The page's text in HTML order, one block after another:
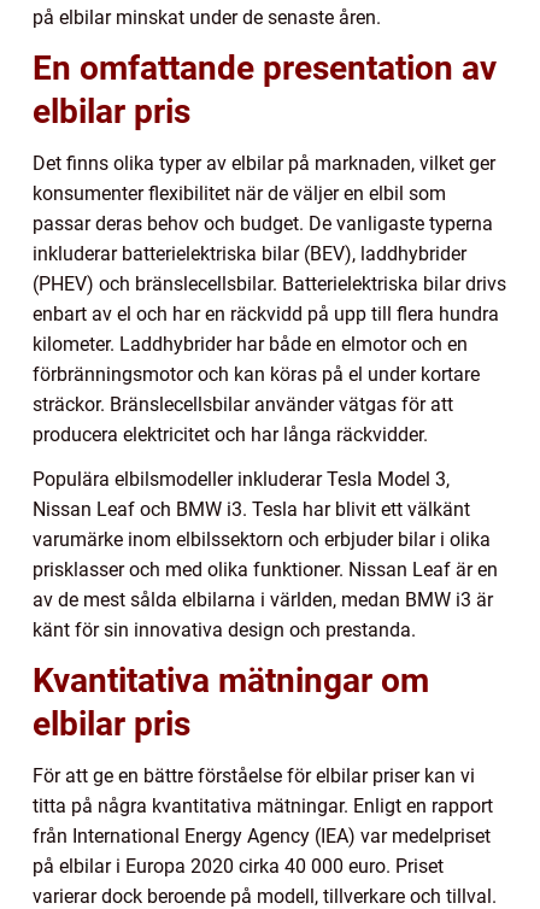
på elbilar minskat under de senaste åren.
En omfattande presentation av
elbilar pris
Det finns olika typer av elbilar på marknaden, vilket ger
konsumenter flexibilitet när de väljer en elbil som
passar deras behov och budget. De vanligaste typerna
inkluderar batterielektriska bilar (BEV), laddhybrider
(PHEV) och bränslecellsbilar. Batterielektriska bilar drivs
enbart av el och har en räckvidd på upp till flera hundra
kilometer. Laddhybrider har både en elmotor och en
förbränningsmotor och kan köras på el under kortare
sträckor. Bränslecellsbilar använder vätgas för att
producera elektricitet och har långa räckvidder.
Populära elbilsmodeller inkluderar Tesla Model 3,
Nissan Leaf och BMW i3. Tesla har blivit ett välkänt
varumärke inom elbilssektorn och erbjuder bilar i olika
prisklasser och med olika funktioner. Nissan Leaf är en
av de mest sålda elbilarna i världen, medan BMW i3 är
känt för sin innovativa design och prestanda.
Kvantitativa mätningar om
elbilar pris
För att ge en bättre förståelse för elbilar priser kan vi
titta på några kvantitativa mätningar. Enligt en rapport
från International Energy Agency (IEA) var medelpriset
på elbilar i Europa 2020 cirka 40 000 euro. Priset
varierar dock beroende på modell, tillverkare och tillval.